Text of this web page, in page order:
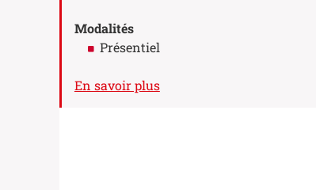
Modalités
Présentiel
En savoir plusà propos du Rythme